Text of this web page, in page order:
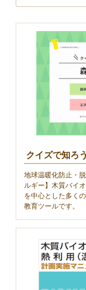
クイズで知ろ
地球温暖化防止・
ルギー】木質バイ
を中心とした多く
教育ツールです。